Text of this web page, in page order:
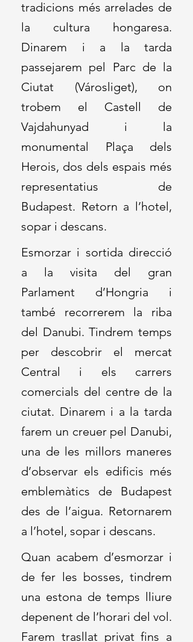
tradicions més arrelades de
la cultura hongaresa.
Dinarem i a la tarda
passejarem pel Parc de la
Ciutat (Városliget), on
trobem el Castell de
Vajdahunyad i la
monumental Plaça dels
Herois, dos dels espais més
representatius de
Budapest. Retorn a l’hotel,
sopar i descans.
Esmorzar i sortida direcció
a la visita del gran
Parlament d’Hongria i
també recorrerem la riba
del Danubi. Tindrem temps
per descobrir el mercat
Central i els carrers
comercials del centre de la
ciutat. Dinarem i a la tarda
farem un creuer pel Danubi,
una de les millors maneres
d’observar els edificis més
emblemàtics de Budapest
des de l’aigua. Retornarem
a l’hotel, sopar i descans.
Quan acabem d’esmorzar i
de fer les bosses, tindrem
una estona de temps lliure
depenent de l’horari del vol.
Farem trasllat privat fins a